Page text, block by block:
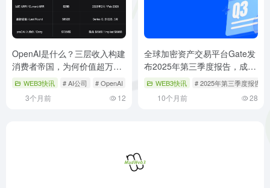
OpenAI是什么？三层收入构建
消费者帝国，为何价值超万亿
美元？
WEB3快讯 # AI公司 # OpenAI # 估值分析
3个月前 12
全球加密资产交易平台Gate发
布2025年第三季度报告，成绩
亮眼WEB3快讯 # 2025年第三季度报告
10个月前 28